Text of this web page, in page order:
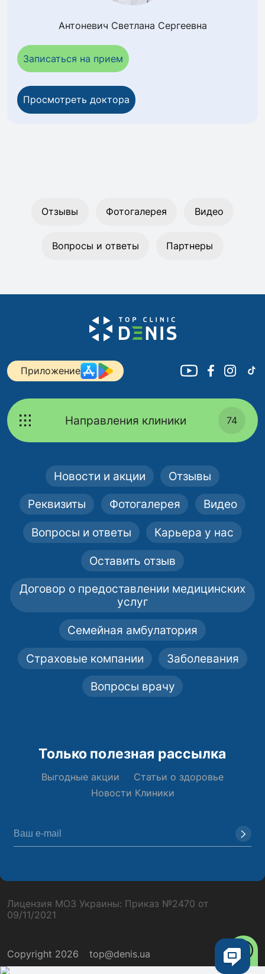
Антоневич Светлана Сергеевна
Записаться на прием
Просмотреть доктора
Отзывы Фотогалерея Видео
Вопросы и ответы Партнеры
Приложение
Направления клиники 74
Новости и акции Отзывы
Реквизиты Фотогалерея Видео
Вопросы и ответы Карьера у нас
Оставить отзыв
Договор о предоставлении медицинских
услуг
Семейная амбулатория
Страховые компании Заболевания
Вопросы врачу
Только полезная рассылка
Выгодные акции
Статьи о здоровье
Новости Клиники
Copyright 2026 top@denis.ua
Лицензия МОЗ Украины: Приказ №2470 от
09/11/2021